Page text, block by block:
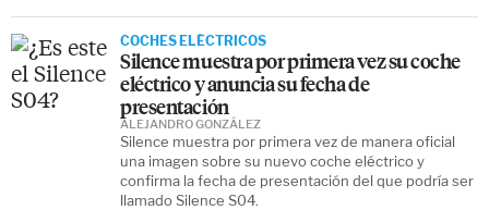
COCHES ELÉCTRICOS
Silence muestra por primera vez su coche
eléctrico y anuncia su fecha de
presentación
Silence muestra por primera vez de manera oficial
una imagen sobre su nuevo coche eléctrico y
confirma la fecha de presentación del que podría ser
llamado Silence S04.
ALEJANDRO GONZÁLEZ